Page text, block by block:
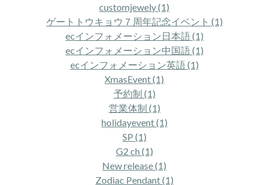
customjewely (1)
ゲートトウキョウ７周年記念イベント (1)
ecインフォメーション日本語 (1)
ecインフォメーション中国語 (1)
ecインフォメーション英語 (1)
XmasEvent (1)
予約制 (1)
営業体制 (1)
holidayevent (1)
SP (1)
G2 ch (1)
New release (1)
Zodiac Pendant (1)